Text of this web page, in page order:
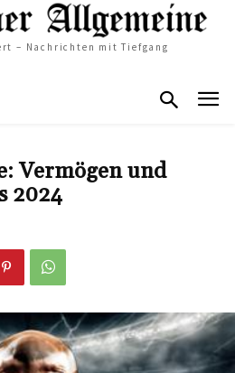
– Nachrichten mit Tiefgang
Vermögen und
2024